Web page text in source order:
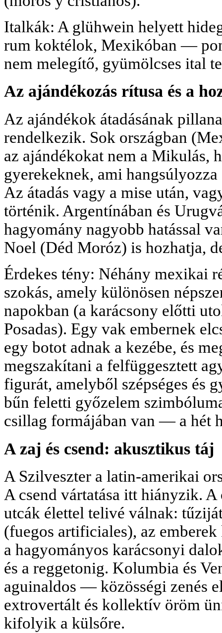
Italkák: A glühwein helyett
rum koktélok, Mexikóban —
nem melegítő, gyümölcses ital
Az ajándékozás rítusa és a
Az ajándékok átadásának
rendelkezik. Sok országban
az ajándékokat nem a Mikulás,
gyerekeknek, ami
Az átadás vagy a mise után,
történik. Argentínában és
hagyomány nagyobb hatással
Noel (Déd Moróz) is hozhatja,
Érdekes tény: Néhány mexikai
szokás, amely különösen
napokban (a karácsony előtti
Posadas). Egy vak embernek
egy botot adnak a kezébe, és
megszakítani a felfüggesztett
figurát, amelyből szépséges és
bűn feletti győzelem
csillag formájában van — a hét
A zaj és csend: akusztikus táj
A Szilveszter a latin-amerikai
A csend vártatása itt hiányzik. A
utcák élettel telivé válnak:
(fuegos artificiales), az
a hagyományos karácsonyi
és a reggetonig. Kolumbia és
aguinaldos — közösségi zenés
extrovertált és kollektív öröm
kifolyik a külsőre.